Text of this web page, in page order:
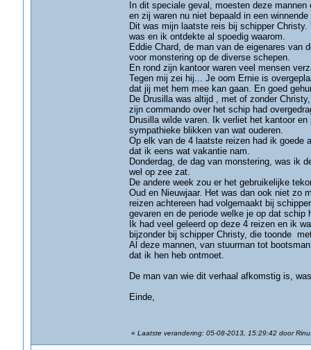
In dit speciale geval, moesten deze
en zij waren nu niet bepaald in een
Dit was mijn laatste reis bij schipper
was en ik ontdekte al spoedig waarom.
Eddie Chard, de man van de eigenares van
voor monstering op de diverse schepen.
En rond zijn kantoor waren veel mensen
Tegen mij zei hij... Je oom Ernie is
dat jij met hem mee kan gaan. En goed
De Drusilla was altijd , met of zonder
zijn commando over het schip had
Drusilla wilde varen. Ik verliet het kantoor
sympathieke blikken van wat ouderen.
Op elk van de 4 laatste reizen had ik goede
dat ik eens wat vakantie nam.
Donderdag, de dag van monstering, was ik
wel op zee zat.
De andere week zou er het gebruikelijke
Oud en Nieuwjaar. Het was dan ook niet zo
reizen achtereen had volgemaakt bij
gevaren en de periode welke je op dat
Ik had veel geleerd op deze 4 reizen en ik
bijzonder bij schipper Christy, die toonde
Al deze mannen, van stuurman tot
dat ik hen heb ontmoet.
De man van wie dit verhaal afkomstig is,
Einde,
« Laatste verandering: 05-08-2013, 15:29:42 door